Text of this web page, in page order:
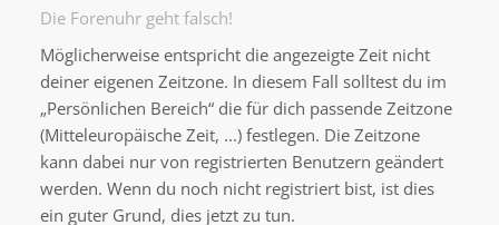
Die Forenuhr geht falsch!
Möglicherweise entspricht die angezeigte Zeit nicht
deiner eigenen Zeitzone. In diesem Fall solltest du im
„Persönlichen Bereich“ die für dich passende Zeitzone
(Mitteleuropäische Zeit, ...) festlegen. Die Zeitzone
kann dabei nur von registrierten Benutzern geändert
werden. Wenn du noch nicht registriert bist, ist dies
ein guter Grund, dies jetzt zu tun.